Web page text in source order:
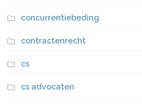
concurrentiebeding
contractenrecht
cs
cs advocaten